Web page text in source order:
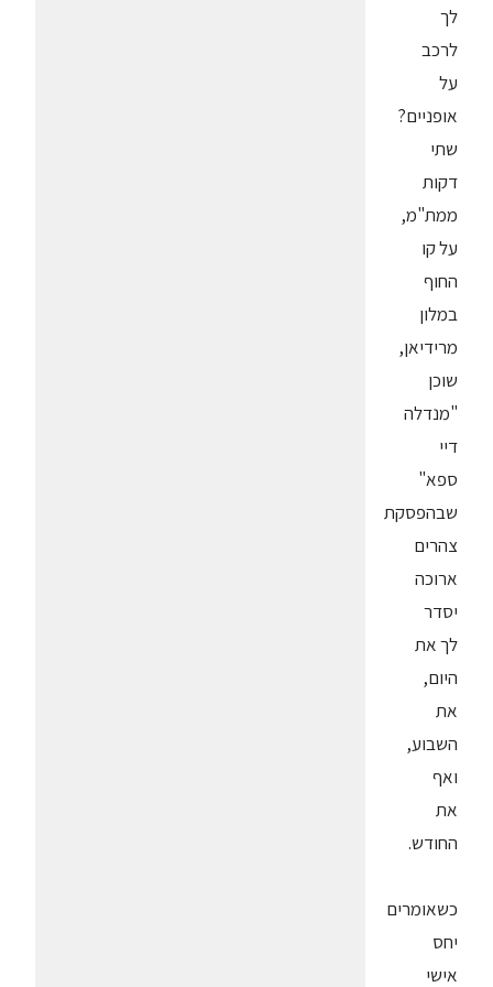
לך
לרכב
על
אופניים?
שתי
דקות
ממת"מ,
על קו
החוף
במלון
מרידיאן,
שוכן
"מנדלה
דיי
ספא"
שבהפסקת
צהרים
ארוכה
יסדר
לך את
היום,
את
השבוע,
ואף
את
החודש.
כשאומרים
יחס
אישי